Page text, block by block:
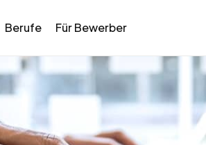
Berufe Für Bewerber